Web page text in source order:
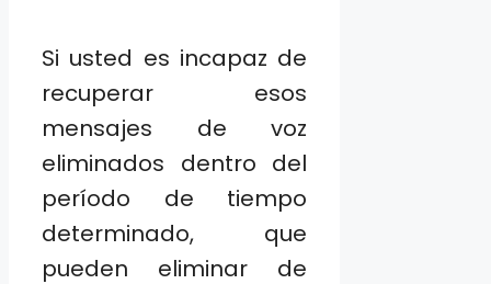
Si usted es incapaz de
recuperar esos
mensajes de voz
eliminados dentro del
período de tiempo
determinado, que
pueden eliminar de